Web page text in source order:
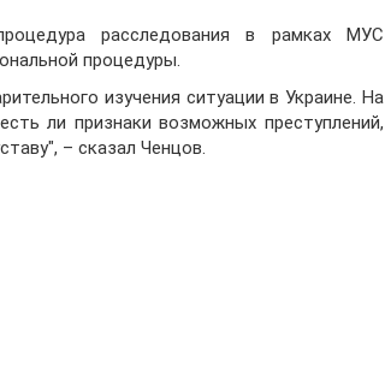
расследования в рамках МУС
процедуры.
изучения ситуации в Украине. На
ли признаки возможных преступлений,
– сказал Ченцов.